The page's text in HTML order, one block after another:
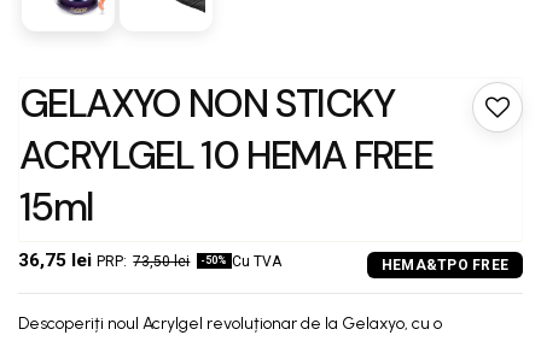
GELAXYO NON STICKY
ACRYLGEL 10 HEMA FREE
15ml
36,75 lei 73,50 lei -50% Cu TVA
Descoperiți noul Acrylgel revoluționar de la Gelaxyo, cu o